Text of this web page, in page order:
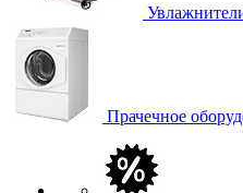
Прачечное